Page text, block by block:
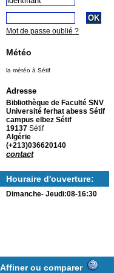
Mot de passe oublié ?
Météo
la météo à Sétif
Adresse
Bibliothèque de Faculté SNV
Université ferhat abess Sétif
campus elbez Sétif
19137 Sétif
Algérie
(+213)036620140
contact
Houraire d'ouverture:
Dimanche- Jeudi:08-16:30
Affiner ou comparer